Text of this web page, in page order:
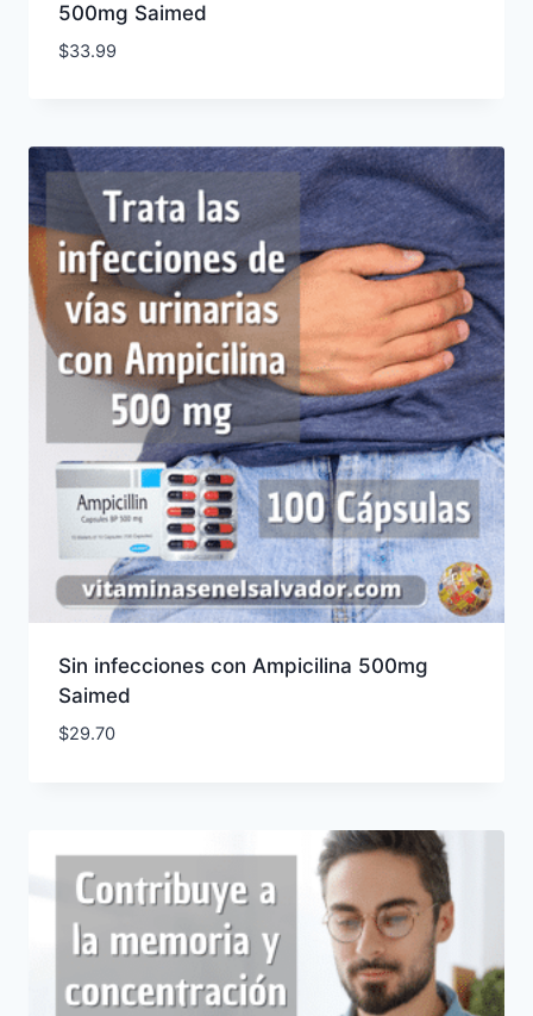
500mg Saimed
$33.99
Sin infecciones con Ampicilina 500mg
Saimed
$29.70